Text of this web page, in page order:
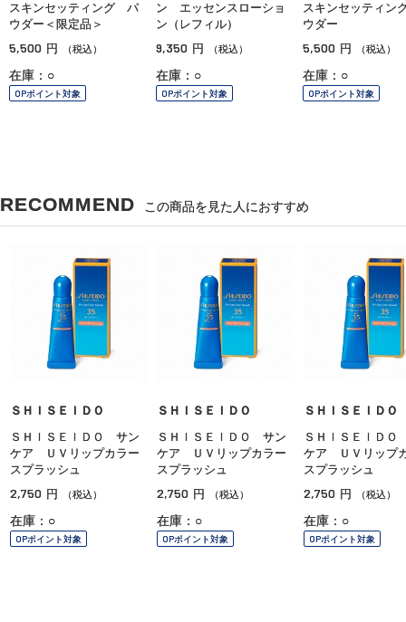
スキンセッティング パ
ウダー＜限定品＞
5,500 円 （税込）
在庫：○
OPポイント対象
ン エッセンスローショ
ン（レフィル）
9,350 円 （税込）
在庫：○
OPポイント対象
スキンセッティ
ウダー
5,500 円 （税込）
在庫：○
OPポイント対象
RECOMMEND この商品を見た人におすすめ
ＳＨＩＳＥＩＤＯ
ＳＨＩＳＥＩＤＯ サン
ケア ＵＶリップカラー
スプラッシュ
2,750 円 （税込）
在庫：○
OPポイント対象
ＳＨＩＳＥＩＤＯ
ＳＨＩＳＥＩＤＯ サン
ケア ＵＶリップカラー
スプラッシュ
2,750 円 （税込）
在庫：○
OPポイント対象
ＳＨＩＳＥＩＤＯ
ＳＨＩＳＥＩＤ
ケア ＵＶリップ
スプラッシュ
2,750 円 （税込）
在庫：○
OPポイント対象